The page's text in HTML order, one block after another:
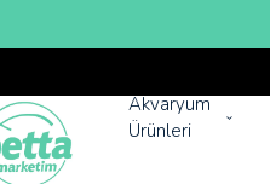
Akvaryum
Ürünleri